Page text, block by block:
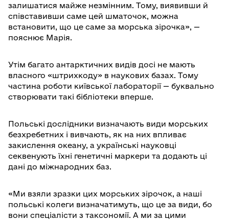
залишатися майже незмінним. Тому, виявивши й
співставивши саме цей шматочок, можна
встановити, що це саме за морська зірочка», —
пояснює Марія.
Утім багато антарктичних видів досі не мають
власного «штрихкоду» в наукових базах. Тому
частина роботи київської лабораторії — буквально
створювати такі бібліотеки вперше.
Польські дослідники визначають види морських
безхребетних і вивчають, як на них впливає
закислення океану, а українські науковці
секвенують їхні генетичні маркери та додають ці
дані до міжнародних баз.
«Ми взяли зразки цих морських зірочок, а наші
польські колеги визначатимуть, що це за види, бо
вони спеціалісти з таксономії. А ми за цими